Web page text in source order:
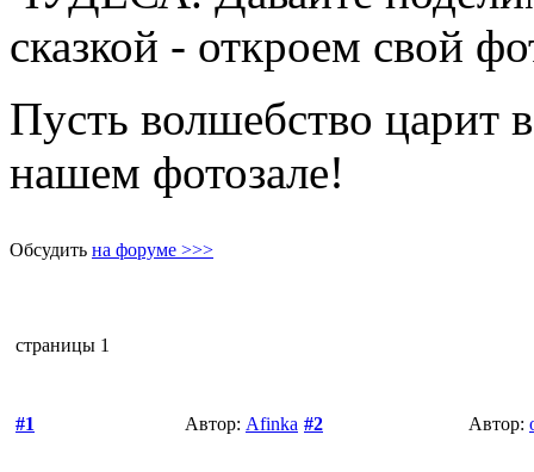
сказкой - откроем свой
Пусть волшебство царит
нашем фотозале!
Обсудить на форуме >>>
страницы 1
#1 Автор: Afinka #2 Автор: